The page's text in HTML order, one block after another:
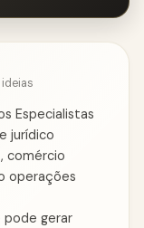
Especialistas
jurídico
comércio
operações
gerar